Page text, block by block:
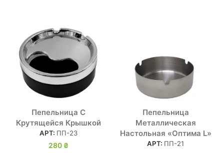
Пепельница С
Крутящейся Крышкой
АРТ: ПП-23
280 ₴
Пепельница
Металлическая
Настольная «Оптима L»
АРТ: ПП-21